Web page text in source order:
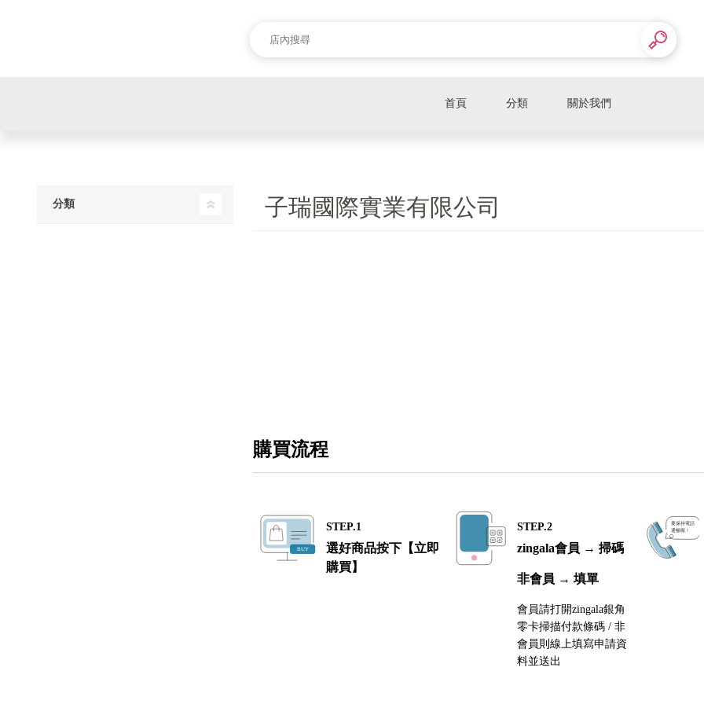
首頁 分類 關於我們
子瑞國際實業有限公司
購買流程
STEP.1
選好商品按下【立即
購買】
STEP.2
zingala會員 → 掃碼
非會員 → 填單
會員請打開zingala銀角
零卡掃描付款條碼 / 非
會員則線上填寫申請資
料並送出
分類